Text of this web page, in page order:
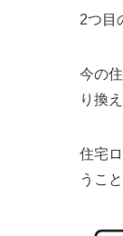
2つ目
今の
り換
住宅
うこ